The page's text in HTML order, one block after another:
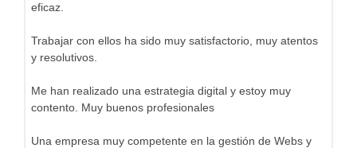
eficaz.
Trabajar con ellos ha sido muy satisfactorio, muy atentos
y resolutivos.
Me han realizado una estrategia digital y estoy muy
contento. Muy buenos profesionales
Una empresa muy competente en la gestión de Webs y